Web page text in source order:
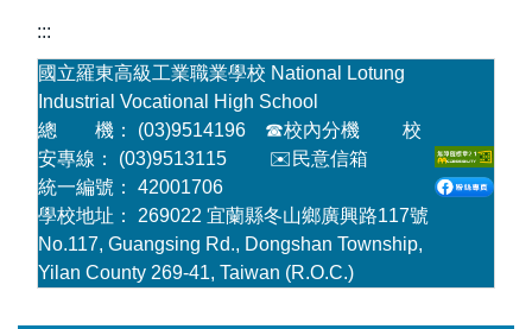
:::
國立羅東高級工業職業學校 National Lotung
Industrial Vocational High School
總 機： (03)9514196 ☎校內分機
校
安專線： (03)9513115 ✉️民意信箱
統一編號： 42001706
學校地址： 269022 宜蘭縣冬山鄉廣興路117號
No.117, Guangsing Rd., Dongshan Township,
Yilan County 269-41, Taiwan (R.O.C.)